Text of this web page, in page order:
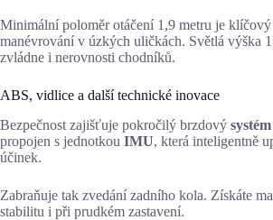
Minimální poloměr otáčení 1,9 metru je
manévrování v úzkých uličkách. Světlá výška
zvládne i nerovnosti chodníků.
ABS, vidlice a další technické inovace
Bezpečnost zajišťuje pokročilý brzdový
propojen s jednotkou IMU, která inteligentně
účinek.
Zabraňuje tak zvedání zadního kola. Získáte
stabilitu i při prudkém zastavení.